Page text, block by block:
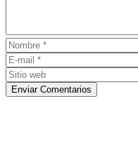
Enviar Comentarios